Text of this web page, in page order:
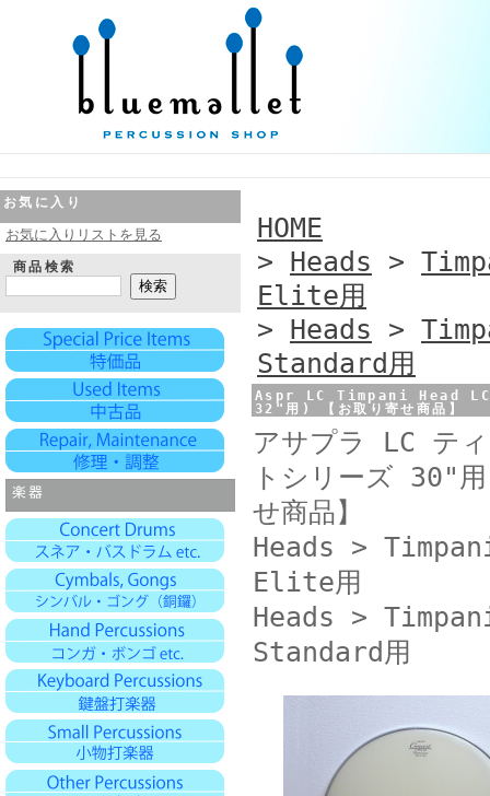
お気に入り
お気に入りリストを見る
商品検索
HOME
> Heads >
Elite用
> Heads >
Standard用
Aspr LC Timpani Head LC-
32"用) 【お取り寄せ商品】
アサプラ LC テ
トシリーズ 30"
せ商品】
Heads >
Elite用
Heads >
Standard用